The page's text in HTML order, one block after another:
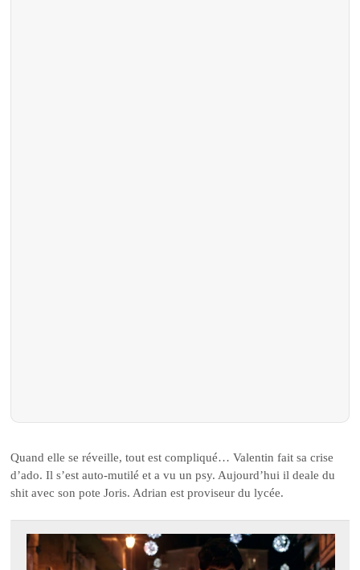
Quand elle se réveille, tout est compliqué… Valentin fait sa crise
d’ado. Il s’est auto-mutilé et a vu un psy. Aujourd’hui il deale du
shit avec son pote Joris. Adrian est proviseur du lycée.